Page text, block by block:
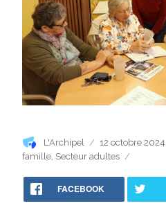
Auteur
L'Archipel
Publié
le
12 octobre 2024
famille, Secteur adultes
FACEBOOK